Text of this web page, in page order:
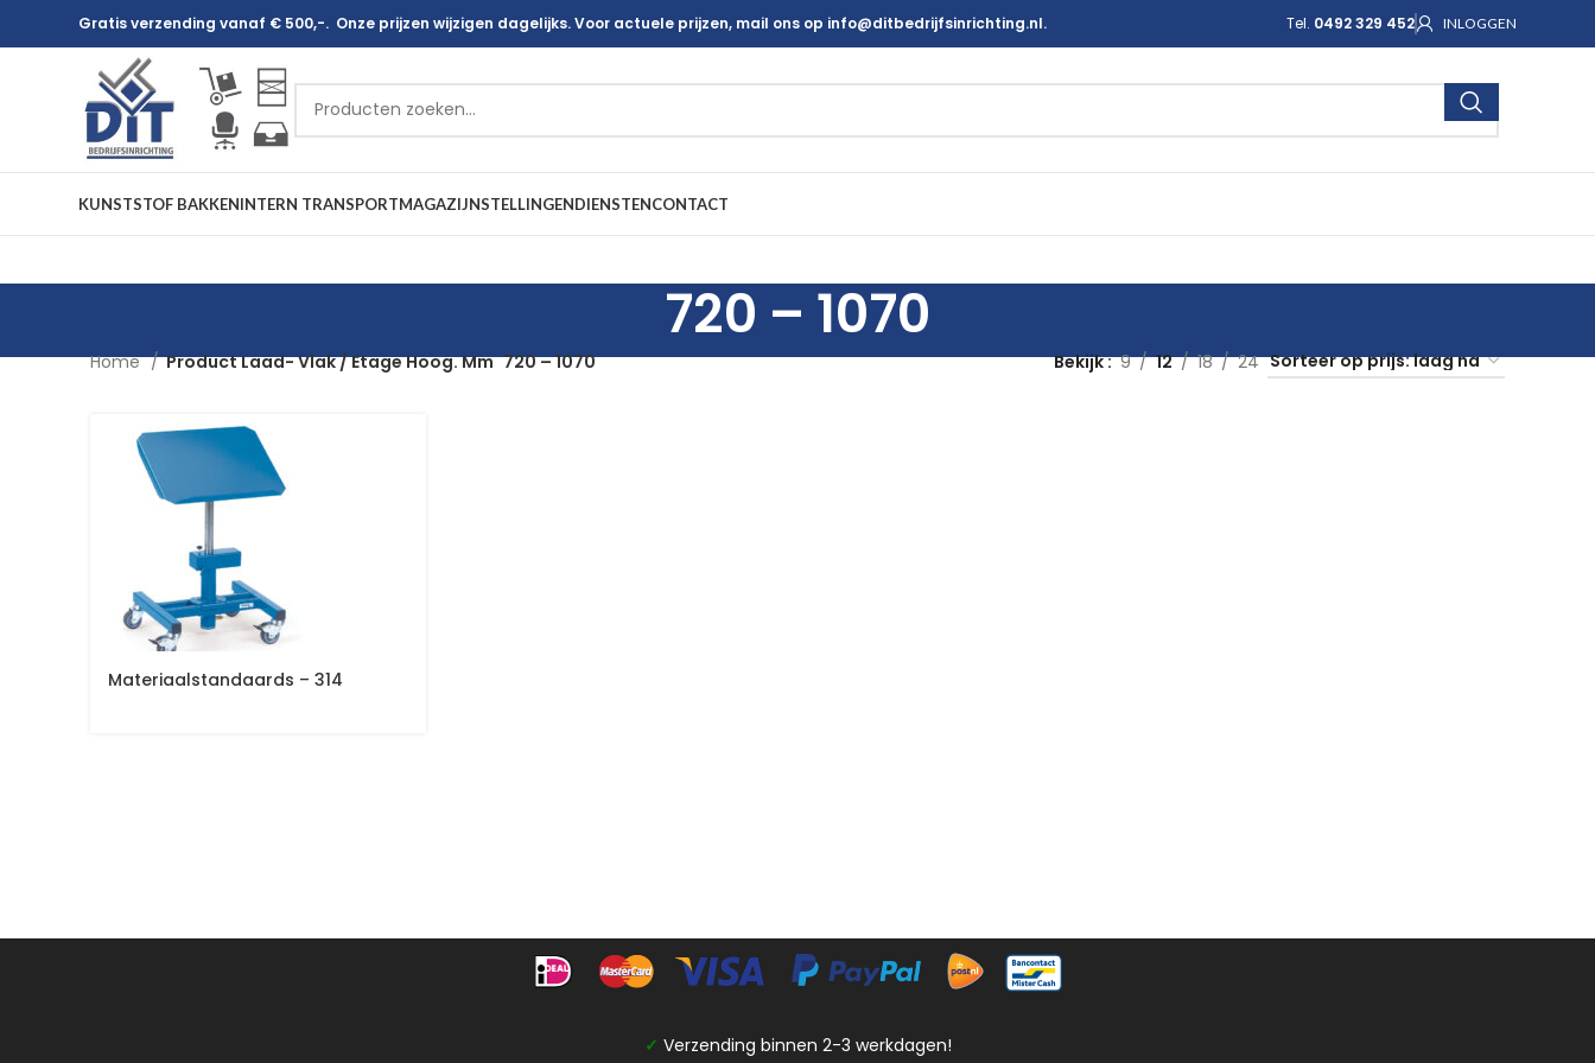
Gratis verzending vanaf € 500,-. Onze prijzen wijzigen dagelijks. Voor actuele prijzen, mail ons op info@ditbedrijfsinrichting.nl. Tel. 0492 329 452 INLOGGEN
KUNSTSTOF BAKKENINTERN TRANSPORTMAGAZIJNSTELLINGENDIENSTENCONTACT
720 – 1070
Home Product Laad- Vlak / Etage Hoog. Mm 720 – 1070 Bekijk 9 12 18 24
Materiaalstandaards – 314
✓ Verzending binnen 2-3 werkdagen!